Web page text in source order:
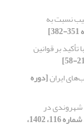
نسبت به
تأکید بر قوانین
ایران[دوره
در
[دوره 30، شماره 116، 1402،